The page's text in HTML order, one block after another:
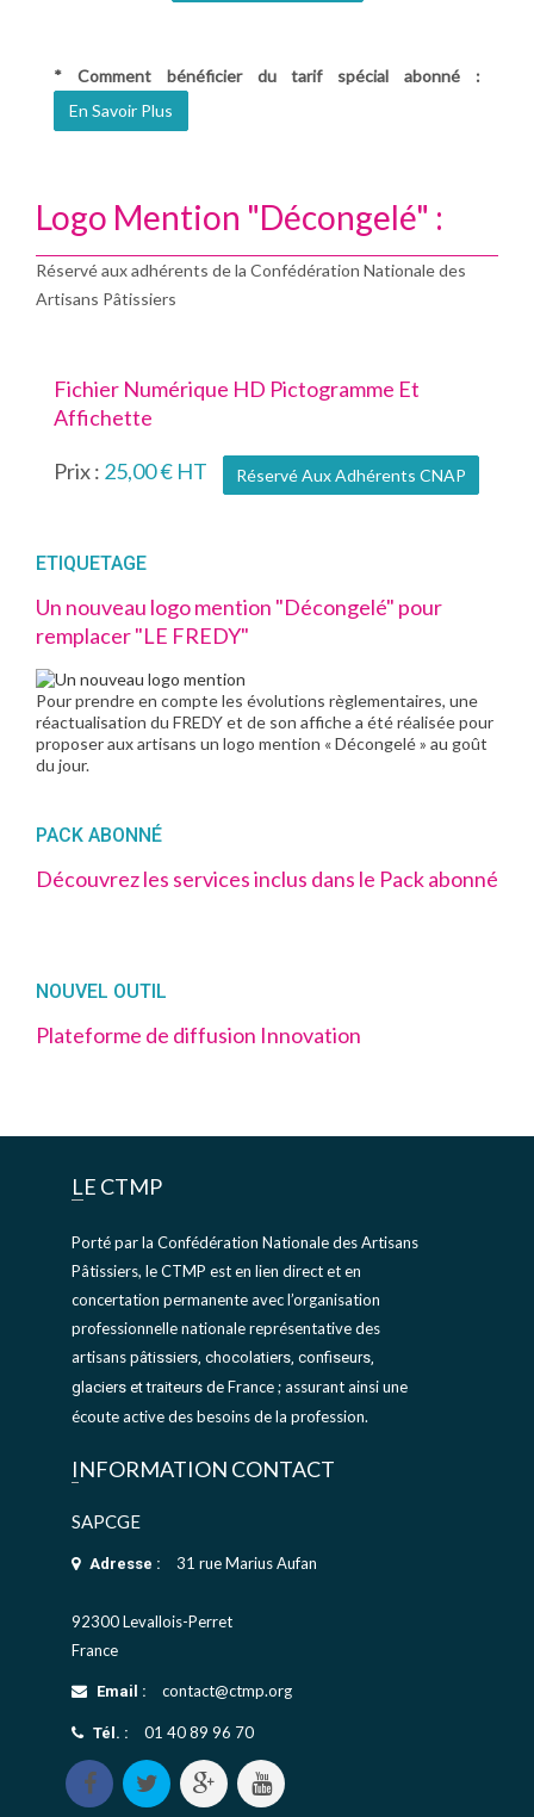
* Comment bénéficier du tarif spécial abonné :
En Savoir Plus
Logo Mention "Décongelé" :
Réservé aux adhérents de la Confédération Nationale des
Artisans Pâtissiers
Fichier Numérique HD Pictogramme Et
Affichette
Prix : 25,00 € HT Réservé Aux Adhérents CNAP
ETIQUETAGE
Un nouveau logo mention "Décongelé" pour
remplacer "LE FREDY"
Pour prendre en compte les évolutions règlementaires, une
réactualisation du FREDY et de son affiche a été réalisée pour
proposer aux artisans un logo mention « Décongelé » au goût
du jour.
PACK ABONNÉ
Découvrez les services inclus dans le Pack abonné
NOUVEL OUTIL
Plateforme de diffusion Innovation
LE CTMP
Porté par la Confédération Nationale des Artisans
Pâtissiers, le CTMP est en lien direct et en
concertation permanente avec l’organisation
professionnelle nationale représentative des
artisans pâtissiers, chocolatiers, confiseurs,
glaciers et traiteurs de France ; assurant ainsi une
écoute active des besoins de la profession.
INFORMATION CONTACT
SAPCGE
Adresse : 31 rue Marius Aufan
92300 Levallois-Perret
France
Email : contact@ctmp.org
Tél. : 01 40 89 96 70